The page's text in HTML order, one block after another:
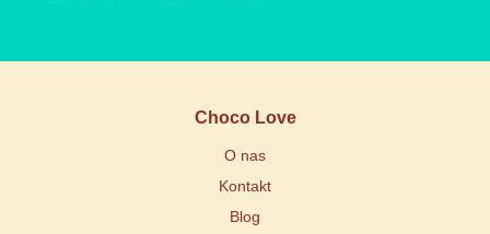
Choco Love
O nas
Kontakt
Blog